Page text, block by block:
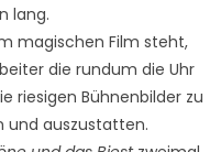
lang.
magischen Film steht,
die rundum die Uhr
riesigen Bühnenbilder zu
und auszustatten.